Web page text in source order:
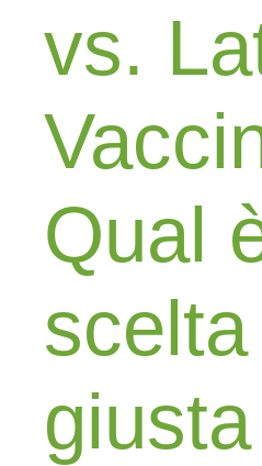
vs.
Qual
scelta